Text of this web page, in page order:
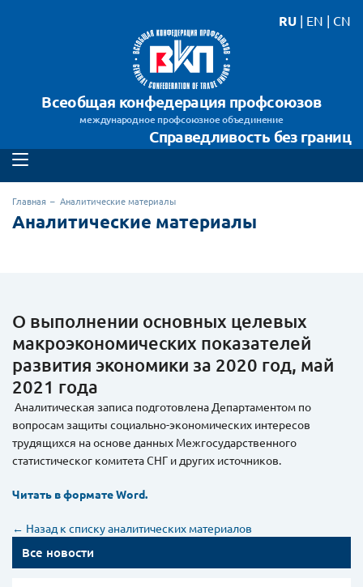
Всеобщая конфедерация профсоюзов
международное профсоюзное объединение
Справедливость без границ
RU | EN | CN
Главная Аналитические материалы
Аналитические материалы
Все новости
О выполнении основных целевых
макроэкономических показателей
развития экономики за 2020 год, май
2021 года
Аналитическая записа подготовлена Департаментом по
вопросам защиты социально-экономических интересов
трудящихся на основе данных Межгосударственного
статистическог комитета СНГ и других источников.
Читать в формате Word.
← Назад к списку аналитических материалов